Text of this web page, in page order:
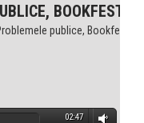
BOOKFEST
publice, Bookfest
02:47